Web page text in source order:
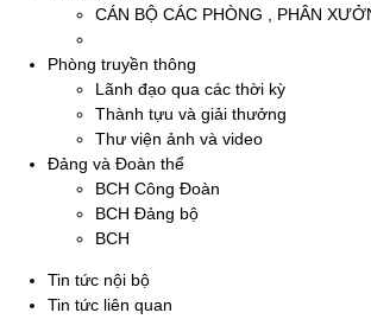
CÁN BỘ CÁC PHÒNG , PHÂN
Phòng truyền thông
Lãnh đạo qua các thời kỳ
Thành tựu và giải thưởng
Thư viện ảnh và video
Đảng và Đoàn thể
BCH Công Đoàn
BCH Đảng bộ
BCH
Tin tức nội bộ
Tin tức liên quan